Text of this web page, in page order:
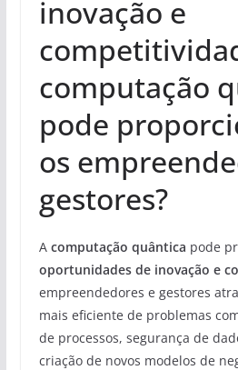
inovação e
computação
pode
os
gestores?
A computação quântica pode
oportunidades de inovação e
empreendedores e gestores
mais eficiente de problemas
de processos, segurança de
criação de novos modelos de